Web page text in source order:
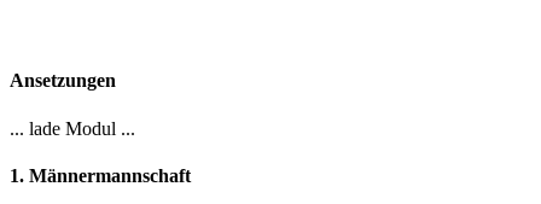
Ansetzungen
... lade Modul ...
1. Männermannschaft